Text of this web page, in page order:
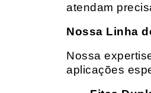
atendam
Nossa Linha
Nossa
aplicações